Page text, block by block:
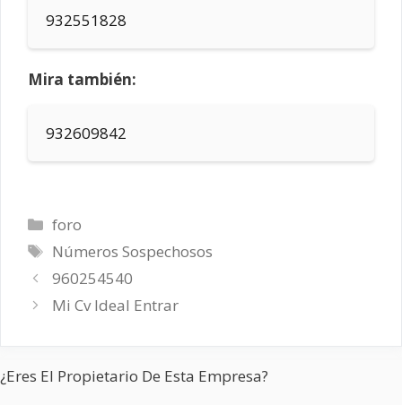
932551828
Mira también:
932609842
Categorías
foro
Etiquetas
Números Sospechosos
960254540
Mi Cv Ideal Entrar
¿Eres El Propietario De Esta Empresa?